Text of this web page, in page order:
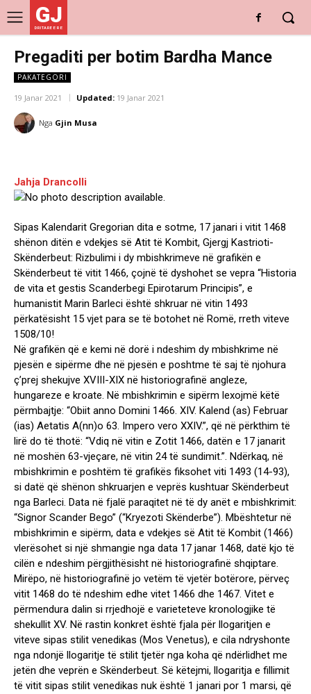
GJ
DRITARE E RE
Pregaditi per botim Bardha Mance
PAKATEGORI
19 Janar 2021 Updated: 19 Janar 2021
Nga Gjin Musa
Jahja Drancolli
Sipas Kalendarit Gregorian dita e sotme, 17 janari i vitit 1468
shënon ditën e vdekjes së Atit të Kombit, Gjergj Kastrioti-
Skënderbeut: Rizbulimi i dy mbishkrimeve në grafikën e
Skënderbeut të vitit 1466, çojnë të dyshohet se vepra “Historia
de vita et gestis Scanderbegi Epirotarum Principis”, e
humanistit Marin Barleci është shkruar në vitin 1493
përkatësisht 15 vjet para se të botohet në Romë, rreth viteve
1508/10!
Në grafikën që e kemi në dorë i ndeshim dy mbishkrime në
pjesën e sipërme dhe në pjesën e poshtme të saj të njohura
ç’prej shekujve XVIII-XIX në historiografinë angleze,
hungareze e kroate. Në mbishkrimin e sipërm lexojmë këtë
përmbajtje: “Obiit anno Domini 1466. XIV. Kalend (as) Februar
(ias) Aetatis A(nn)o 63. Impero vero XXIV.”, që në përkthim të
lirë do të thotë: “Vdiq në vitin e Zotit 1466, datën e 17 janarit
në moshën 63-vjeçare, në vitin 24 të sundimit.”. Ndërkaq, në
mbishkrimin e poshtëm të grafikës fiksohet viti 1493 (14-93),
si datë që shënon shkruarjen e veprës kushtuar Skënderbeut
nga Barleci. Data në fjalë paraqitet në të dy anët e mbishkrimit:
“Signor Scander Bego” (“Kryezoti Skënderbe”). Mbështetur në
mbishkrimin e sipërm, data e vdekjes së Atit të Kombit (1466)
vlerësohet si një shmangie nga data 17 janar 1468, datë kjo të
cilën e ndeshim përgjithësisht në historiografinë shqiptare.
Mirëpo, në historiografinë jo vetëm të vjetër botërore, përveç
vitit 1468 do të ndeshim edhe vitet 1466 dhe 1467. Vitet e
përmendura dalin si rrjedhojë e varieteteve kronologjike të
shekullit XV. Në rastin konkret është fjala për llogaritjen e
viteve sipas stilit venedikas (Mos Venetus), e cila ndryshonte
nga ndonjë llogaritje të stilit tjetër nga koha që ndërlidhet me
jetën dhe veprën e Skënderbeut. Së këtejmi, llogaritja e fillimit
të vitit sipas stilit venedikas nuk është 1 janari por 1 marsi, që